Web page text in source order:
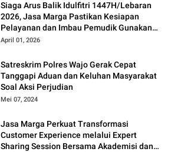
Siaga Arus Balik Idulfitri 1447H/Lebaran
2026, Jasa Marga Pastikan Kesiapan
Pelayanan dan Imbau Pemudik Gunakan
Rest Area Alternatif
April 01, 2026
Satreskrim Polres Wajo Gerak Cepat
Tanggapi Aduan dan Keluhan Masyarakat
Soal Aksi Perjudian
Mei 07, 2024
Jasa Marga Perkuat Transformasi
Customer Experience melalui Expert
Sharing Session Bersama Akademisi dan